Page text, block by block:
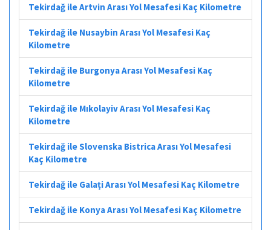
Tekirdağ ile Artvin Arası Yol Mesafesi Kaç Kilometre
Tekirdağ ile Nusaybin Arası Yol Mesafesi Kaç
Kilometre
Tekirdağ ile Burgonya Arası Yol Mesafesi Kaç
Kilometre
Tekirdağ ile Mıkolayiv Arası Yol Mesafesi Kaç
Kilometre
Tekirdağ ile Slovenska Bistrica Arası Yol Mesafesi
Kaç Kilometre
Tekirdağ ile Galați Arası Yol Mesafesi Kaç Kilometre
Tekirdağ ile Konya Arası Yol Mesafesi Kaç Kilometre